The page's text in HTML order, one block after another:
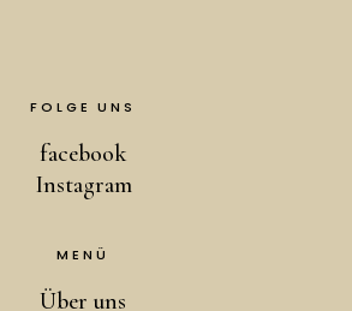
FOLGE UNS
facebook
Instagram
MENÜ
Über uns